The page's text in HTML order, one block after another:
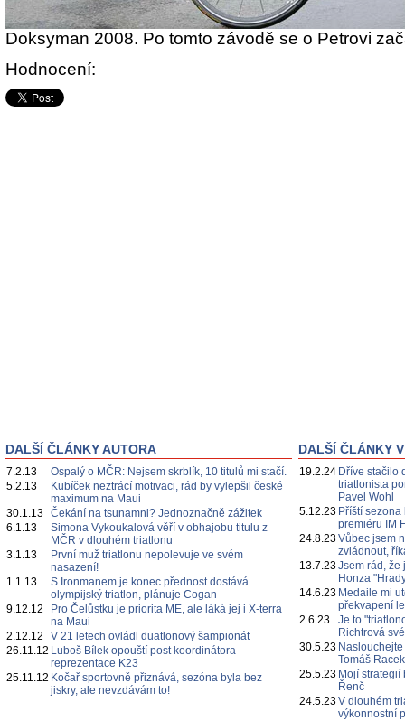
Doksyman 2008. Po tomto závodě se o Petrovi
Hodnocení:
DALŠÍ ČLÁNKY AUTORA
7.2.13
Ospalý o MČR: Nejsem skrblík, 10 titulů mi stačí.
5.2.13
Kubíček neztrácí motivaci, rád by vylepšil české
maximum na Maui
30.1.13 Čekání na tsunamni? Jednoznačně zážitek
6.1.13
Simona Vykoukalová věří v obhajobu titulu z
MČR v dlouhém triatlonu
3.1.13
První muž triatlonu nepolevuje ve svém
nasazení!
1.1.13
S Ironmanem je konec přednost dostává
olympijský triatlon, plánuje Cogan
9.12.12
Pro Čelůstku je priorita ME, ale láká jej i X-terra
na Maui
2.12.12
V 21 letech ovládl duatlonový šampionát
26.11.12 Luboš Bílek opouští post koordinátora
reprezentace K23
25.11.12 Kočař sportovně přiznává, sezóna byla bez
jiskry, ale nevzdávám to!
DALŠÍ ČLÁNKY
19.2.24 Dříve stačilo
triatlonista
Pavel Wohl
5.12.23 Příští
premiéru IM
24.8.23Vůbec jsem
zvládnout,
13.7.23Jsem rád, že
Honza
14.6.23 Medaile mi
překvapení
2.6.23
Je to
Richtrová
30.5.23
Tomáš Racek
25.5.23 Mojí strategií
Řenč
24.5.23V dlouhém
výkonnostní